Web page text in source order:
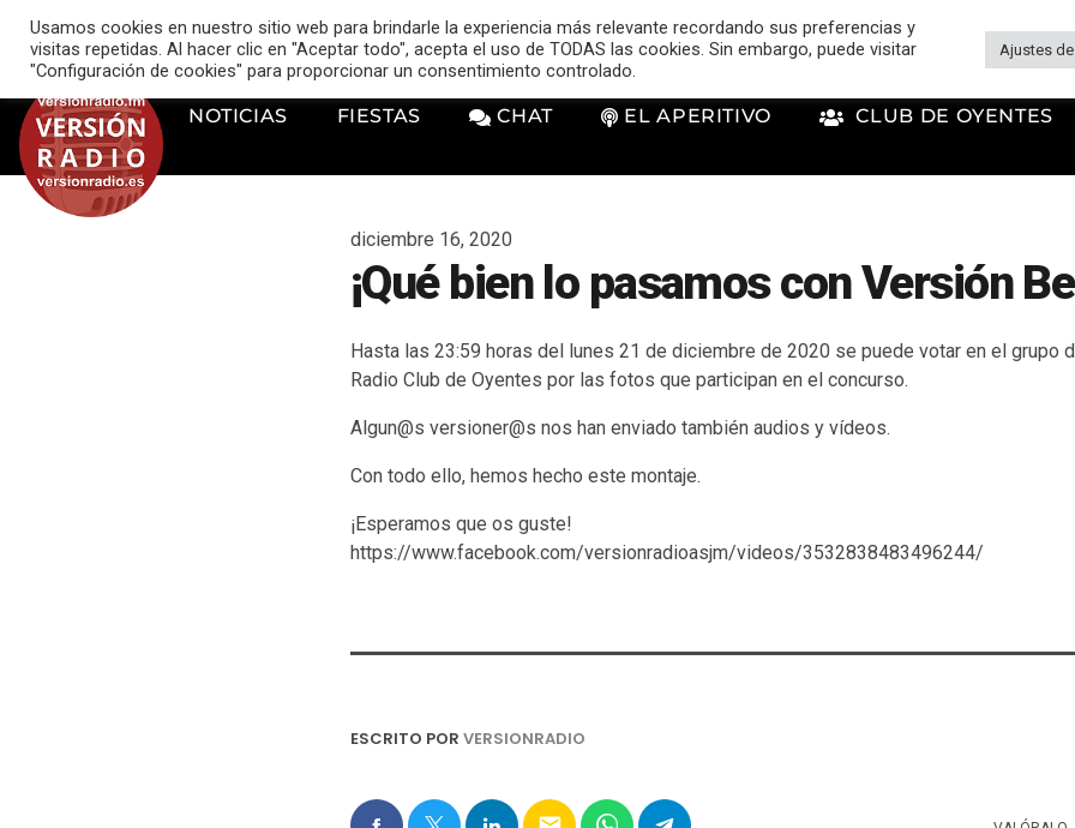
music_note VERSIÓN RADIO
NOTICIAS FIESTAS CHAT EL APERITIVO CLUB DE OYENTES
diciembre 16, 2020
¡Qué bien lo pasamos con Versión
Hasta las 23:59 horas del lunes 21 de diciembre de 2020 se puede votar en el grupo
Radio Club de Oyentes por las fotos que participan en el concurso.
Algun@s versioner@s nos han enviado también audios y vídeos.
Con todo ello, hemos hecho este montaje.
¡Esperamos que os guste!
https://www.facebook.com/versionradioasjm/videos/3532838483496244/
ESCRITO POR VERSIONRADIO
Usamos cookies en nuestro sitio web para brindarle la experiencia más relevante recordando sus preferencias y
visitas repetidas. Al hacer clic en "Aceptar todo", acepta el uso de TODAS las cookies. Sin embargo, puede visitar
"Configuración de cookies" para proporcionar un consentimiento controlado.
Ajustes